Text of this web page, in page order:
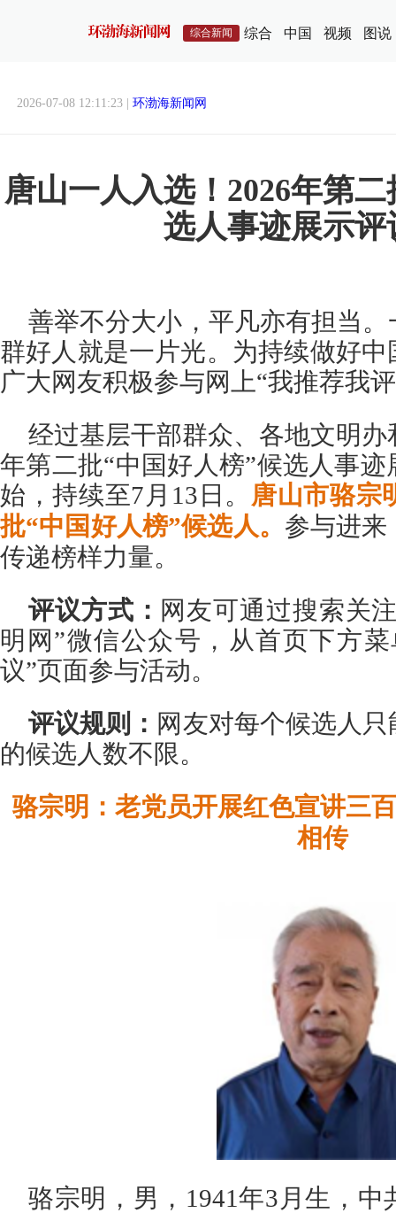
综合新闻 综合 中国 视频 图说
2026-07-08 12:11:23 | 环渤海新闻网
唐山一人入选！2026年第
选人事迹展示评
善举不分大小，平凡亦有担当
群好人就是一片光。为持续做好
广大网友积极参与网上“我推荐我
经过基层干部群众、各地文明
年第二批“中国好人榜”候选人事
始，持续至7月13日。 唐山市骆宗
批“中国好人榜”候选人。 参与进来
传递榜样力量。
评议方式： 网友可通过搜索关
明网”微信公众号，从首页下方
议”页面参与活动。
评议规则： 网友对每个候选人
的候选人数不限。
骆宗明：老党员开展红色宣讲三
相传
骆宗明，男，1941年3月生，